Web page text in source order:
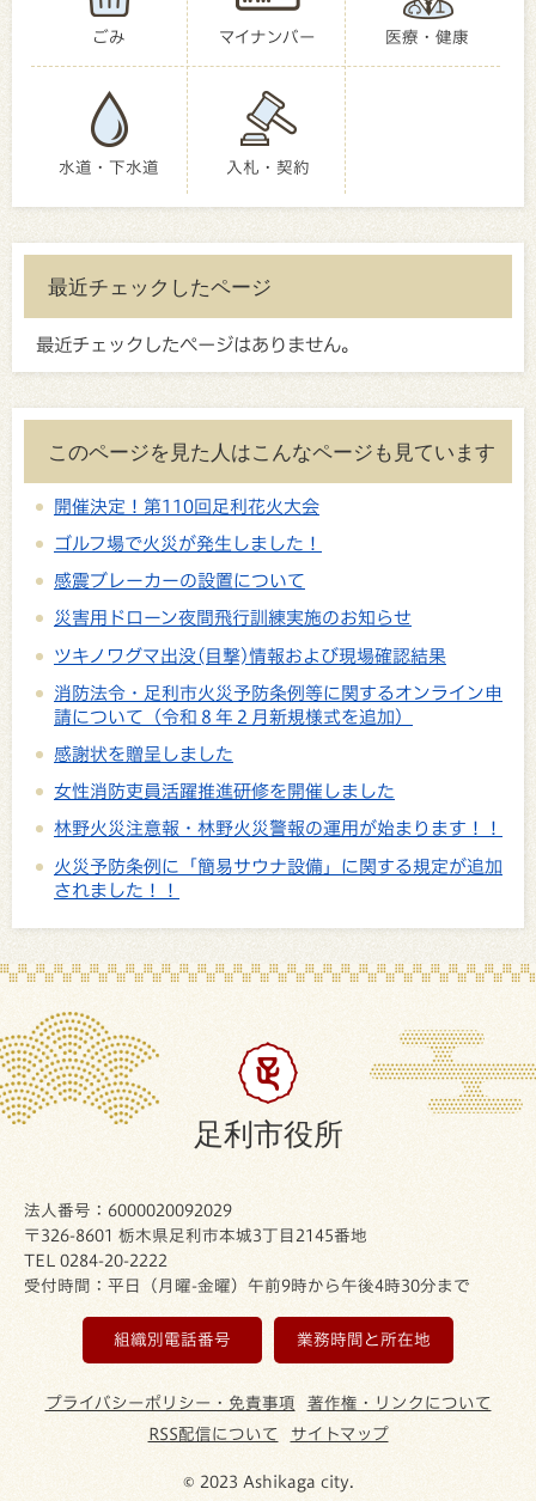
ごみ マイナンバー 医療・健康
水道・下水道 入札・契約
最近チェックしたページ
最近チェックしたページはありません。
このページを見た人はこんなページも見ています
開催決定！第110回足利花火大会
ゴルフ場で火災が発生しました！
感震ブレーカーの設置について
災害用ドローン夜間飛行訓練実施のお知らせ
ツキノワグマ出没(目撃)情報および現場確認結果
消防法令・足利市火災予防条例等に関するオンライン申
請について（令和８年２月新規様式を追加）
感謝状を贈呈しました
女性消防吏員活躍推進研修を開催しました
林野火災注意報・林野火災警報の運用が始まります！！
火災予防条例に「簡易サウナ設備」に関する規定が追加
されました！！
足利市役所
法人番号：6000020092029
〒326-8601 栃木県足利市本城3丁目2145番地
TEL 0284-20-2222
受付時間：平日（月曜-金曜）午前9時から午後4時30分まで
組織別電話番号 業務時間と所在地
プライバシーポリシー・免責事項
著作権・リンクについて
RSS配信について
サイトマップ
© 2023 Ashikaga city.